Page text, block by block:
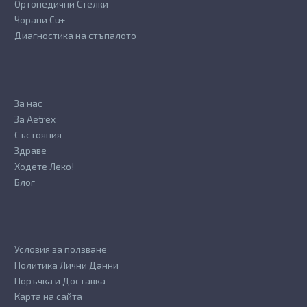
Ортопедични Стелки
Чорапи Cu+
Диагностика на стъпалото
За нас
За Aetrex
Състояния
Здраве
Ходете Леко!
Блог
Условия за ползване
Политика Лични Данни
Поръчка и Доставка
Карта на сайта